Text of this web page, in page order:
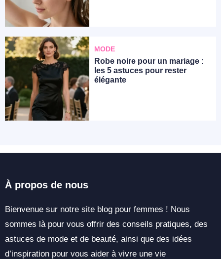
MODE
Robe noire pour un mariage :
les 5 astuces pour rester
élégante
À propos de nous
Bienvenue sur notre site blog pour femmes ! Nous
sommes là pour vous offrir des conseils pratiques, des
astuces de mode et de beauté, ainsi que des idées
d’inspiration pour vous aider à vivre une vie